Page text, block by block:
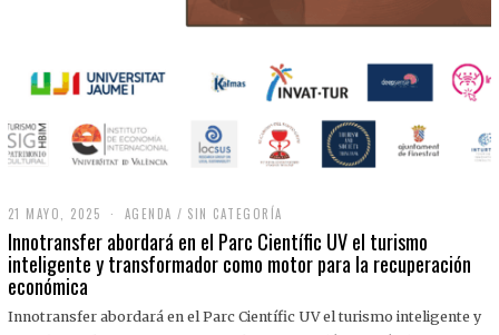
21 MAYO, 2025
M
A
Y
,
AGENDA / SIN CATEGORÍA
Innotransfer abordará en el Parc Científic UV el turismo
inteligente y transformador como motor para la recuperación
económica
Innotransfer abordará en el Parc Científic UV el turismo inteligente y